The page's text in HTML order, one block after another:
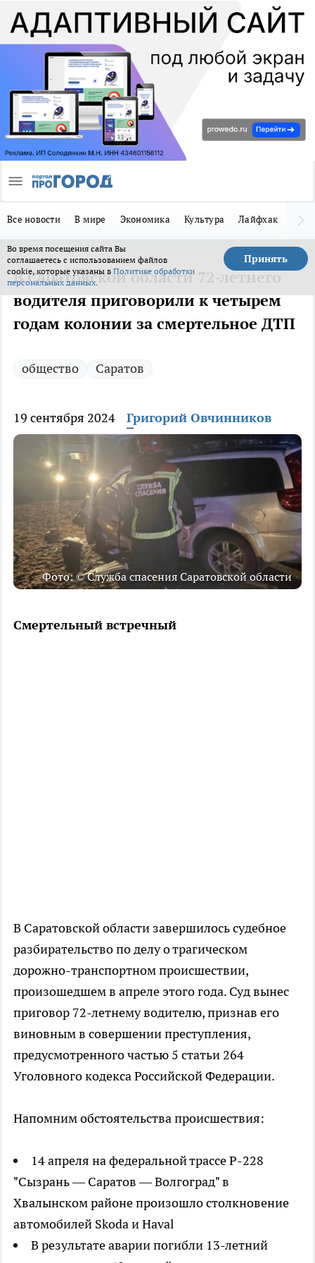
Все новости В мире Экономика Культура Лайфхак
Во время посещения сайта Вы
соглашаетесь с использованием файлов
cookie, которые указаны в Политике обработки
персональных данных.
Принять
В Саратовской области 72-летнего
водителя приговорили к четырем
годам колонии за смертельное ДТП
общество Саратов
19 сентября 2024 Григорий Овчинников
Фото: © Служба спасения Саратовской области
Смертельный встречный
В Саратовской области завершилось судебное
разбирательство по делу о трагическом
дорожно-транспортном происшествии,
произошедшем в апреле этого года. Суд вынес
приговор 72-летнему водителю, признав его
виновным в совершении преступления,
предусмотренного частью 5 статьи 264
Уголовного кодекса Российской Федерации.
Напомним обстоятельства происшествия:
14 апреля на федеральной трассе Р-228
"Сызрань — Саратов — Волгоград" в
Хвалынском районе произошло столкновение
автомобилей Skoda и Haval
В результате аварии погибли 13-летний